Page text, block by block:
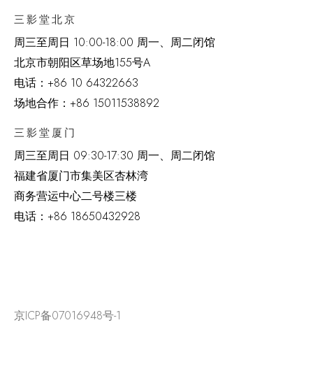
三影堂北京
周三至周日 10:00-18:00 周一、周二闭馆
北京市朝阳区草场地155号A
电话： +86 10 64322663
场地合作：+86 15011538892
三影堂厦门
周三至周日 09:30-17:30 周一、周二闭馆
福建省厦门市集美区杏林湾
商务营运中心二号楼三楼
电话： +86 18650432928
京ICP备07016948号-1